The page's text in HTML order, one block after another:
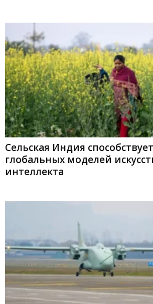
Сельская Индия
глобальных моделей
интеллекта